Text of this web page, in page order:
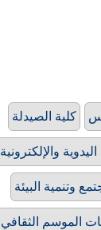
كلية الصيدلة
والإلكترونية
وتنمية البيئة
الموسم الثقافي